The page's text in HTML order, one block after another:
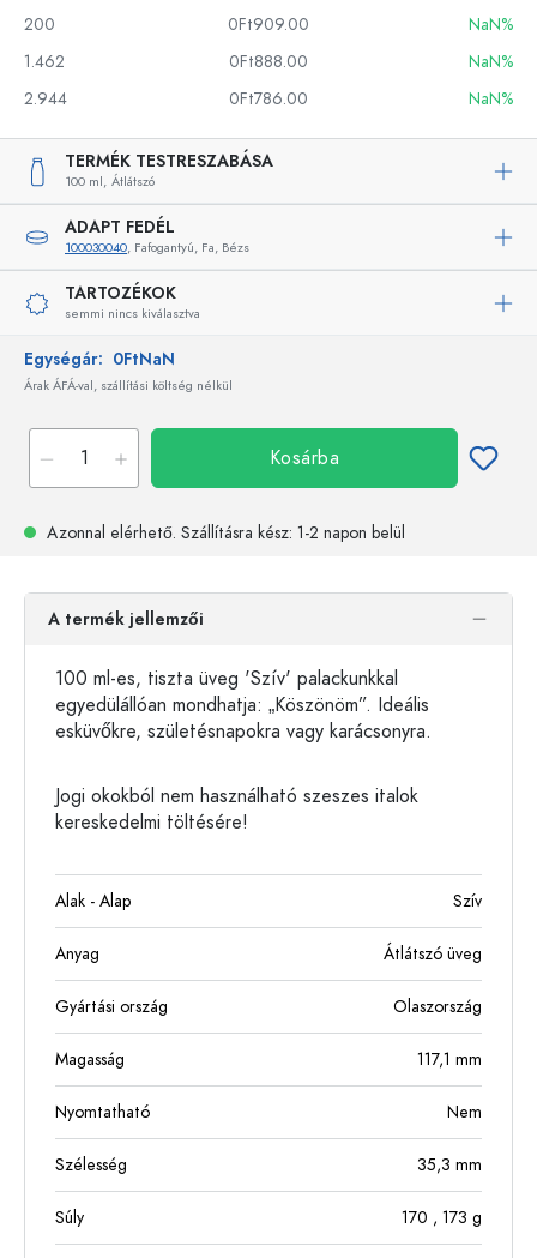
200
0Ft909.00
NaN%
1.462
0Ft888.00
NaN%
2.944
0Ft786.00 NaN%
TERMÉK TESTRESZABÁSA
100 ml, Átlátszó
ADAPT FEDÉL
100030040, Fafogantyú, Fa, Bézs
TARTOZÉKOK
semmi nincs kiválasztva
Egységár: 0FtNaN
Árak ÁFÁ-val, szállítási költség nélkül
Kosárba
Azonnal elérhető. Szállításra kész: 1-2 napon belül
A termék jellemzői
100 ml-es, tiszta üveg 'Szív' palackunkkal
egyedülállóan mondhatja: „Köszönöm”. Ideális
esküvőkre, születésnapokra vagy karácsonyra.
Jogi okokból nem használható szeszes italok
kereskedelmi töltésére!
Alak - Alap Szív
Anyag Átlátszó üveg
Gyártási ország Olaszország
Magasság 117,1 mm
Nyomtatható Nem
Szélesség 35,3 mm
Súly 170 , 173 g